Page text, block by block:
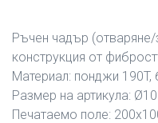
Ръчен чадър (отваряне/
конструкция от
Материал: понджи 190T,
Размер на артикула:
Печатаемо поле: